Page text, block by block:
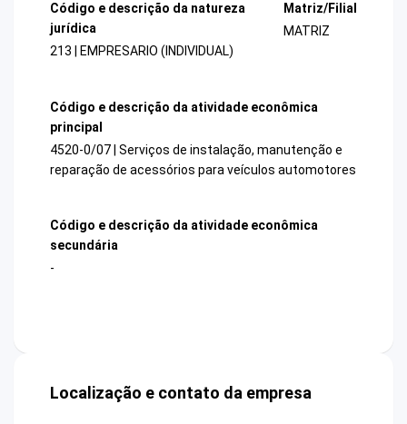
Código e descrição da natureza
jurídica
213 | EMPRESARIO (INDIVIDUAL)
Matriz/Filial
MATRIZ
Código e descrição da atividade econômica
principal
4520-0/07 | Serviços de instalação, manutenção e
reparação de acessórios para veículos automotores
Código e descrição da atividade econômica
secundária
-
Localização e contato da empresa